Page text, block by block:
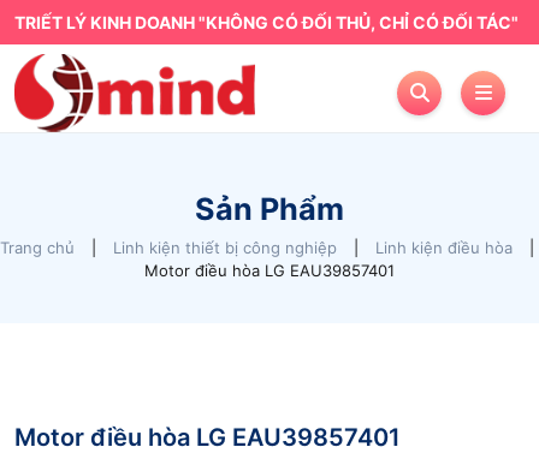
TRIẾT LÝ KINH DOANH "KHÔNG CÓ ĐỐI THỦ, CHỈ CÓ ĐỐI TÁC"
Sản Phẩm
Trang chủ Linh kiện thiết bị công nghiệp Linh kiện điều hòa
Motor điều hòa LG EAU39857401
Motor điều hòa LG EAU39857401